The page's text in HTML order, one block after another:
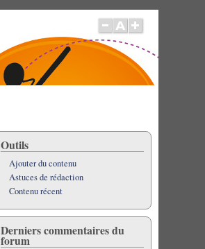
Outils
Ajouter du contenu
Astuces de rédaction
Contenu récent
Derniers commentaires du
forum